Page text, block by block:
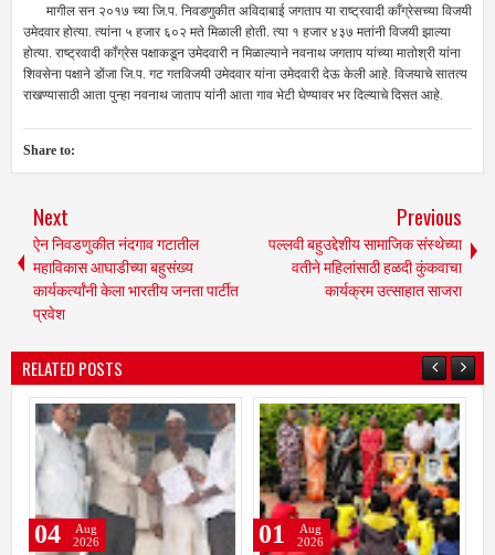
मागील सन २०१७ च्या जि.प. निवडणुकीत अविदाबाई जगताप या राष्ट्रवादी काँग्रेसच्या विजयी
उमेदवार होत्या. त्यांना ५ हजार ६०२ मते मिळाली होती. त्या १ हजार ४३७ मतांनी विजयी झाल्या
होत्या. राष्ट्रवादी कॉंग्रेस पक्षाकडून उमेदवारी न मिळाल्याने नवनाथ जगताप यांच्या मातोश्री यांना
शिवसेना पक्षाने डोंजा जि.प. गट गतविजयी उमेदवार यांना उमेदवारी देऊ केली आहे. विजयाचे सातत्य
राखण्यासाठी आता पुन्हा नवनाथ जाताप यांनी आता गाव भेटी घेण्यावर भर दिल्याचे दिसत आहे.
Share to:
Next
ऐन निवडणुकीत नंदगाव गटातील
महाविकास आघाडीच्या बहुसंख्य
कार्यकर्त्यांनी केला भारतीय जनता पार्टीत
प्रवेश
Previous
पल्लवी बहुउद्देशीय सामाजिक संस्थेच्या
वतीने महिलांसाठी हळदी कुंकवाचा
कार्यक्रम उत्साहात साजरा
RELATED POSTS
Aug
2026
Jul
2026
30